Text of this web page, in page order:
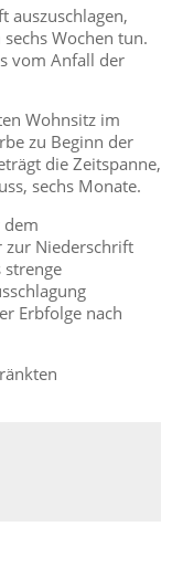
auszuschlagen,
Wochen tun.
vom Anfall der
Wohnsitz im
zu Beginn der
die Zeitspanne,
sechs Monate.
dem
zur Niederschrift
Erbfolge nach